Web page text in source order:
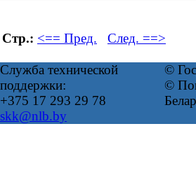
Стр.: <== Пред. След. ==>
Служба технической
поддержки:
+375 17 293 29 78
skk@nlb.by
©
©